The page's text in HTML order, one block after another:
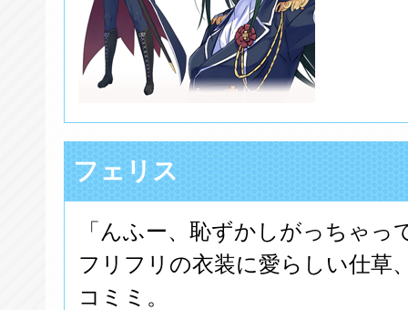
フェリス
「んふー、恥ずかしがっちゃっ
フリフリの衣装に愛らしい仕草
コミミ。